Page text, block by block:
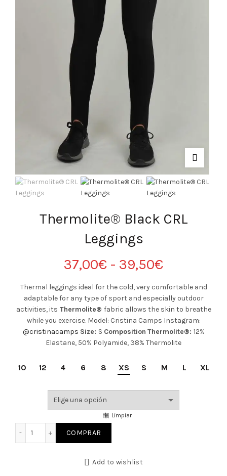
Thermolite® Black CRL
Leggings
37,00€ - 39,50€Rango
de
precios:
desde
hasta
39,50€
Thermal leggings ideal for the cold, very comfortable and
adaptable for any type of sport and especially outdoor
activities, its Thermolite® fabric allows the skin to breathe
while you exercise. Model: Cristina Camps Instagram:
@cristinacamps Size: S Composition Thermolite®: 12%
Elastane, 50% Polyamide, 38% Thermolite
10 12 4 6 8 XS S M L XL
Limpiar
COMPRAR
Add to wishlist